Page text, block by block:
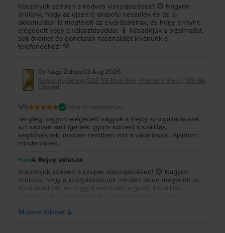
Köszönjük szépen a kedves visszajelzésed! 😊 Nagyon
örülünk, hogy az újszerű állapotú készülék és az új
akkumulátor is megfelelt az elvárásaidnak, és hogy ennyire
elégedett vagy a választásoddal. 📱 Köszönjük a bizalmadat,
sok örömet és gondtalan használatot kívánunk a
telefonodhoz! 💚
Dr. Nagy Zoltán,03 Aug 2026
Samsung Galaxy S22 5G Dual Sim, Phantom Black, 128 GB,
Újszerű
5/5 Vásárlói vélemények
Tényleg nagyon elégedett vagyok a Rejoy szolgáltatásával,
azt kaptam amit ígértek, gyors korrekt kiszállítás,
segítőkészek, minden rendben volt a vásárlással. Ajánlom
mindenkinek.
A Rejoy válasza
Köszönjük szépen a szuper visszajelzésed! 😊 Nagyon
örülünk, hogy a szolgáltatásunk minden téren megfelelt az
elvárásaidnak, és hogy a készülék, a gyors kiszállítás,
jövőben is minket választasz! 💚
Mutass többet